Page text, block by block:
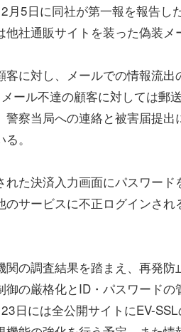
月5日に同社が第一報を報告
他社通販サイトを装った偽装メ
客に対し、メールでの情報流
ール不達の顧客に対しては郵
警察当局への連絡と被害届提
。
れた決済入力画面にパスワー
のサービスに不正ログインさ
関の調査結果を踏まえ、再発
御の厳格化とID・パスワード
日には全公開サイトにEV-